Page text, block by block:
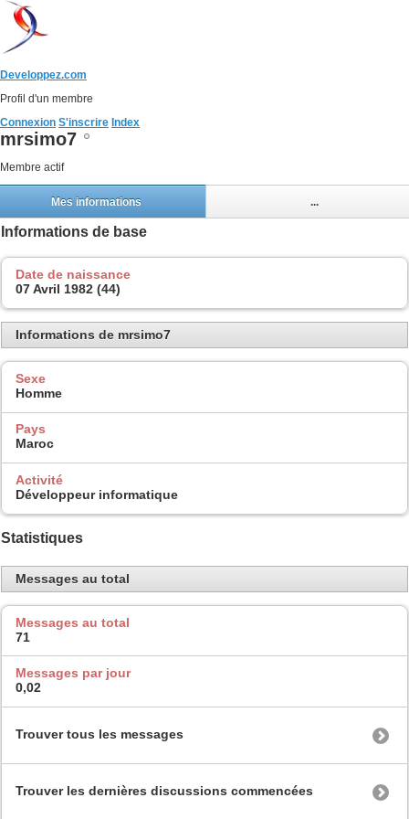
Developpez.com
Profil d'un membre
Connexion S'inscrire Index
mrsimo7
Membre actif
Mes informations ...
Informations de base
Date de naissance
07 Avril 1982 (44)
Informations de mrsimo7
Sexe
Homme
Pays
Maroc
Activité
Développeur informatique
Statistiques
Messages au total
Messages au total
71
Messages par jour
0,02
Trouver tous les messages
Trouver les dernières discussions commencées